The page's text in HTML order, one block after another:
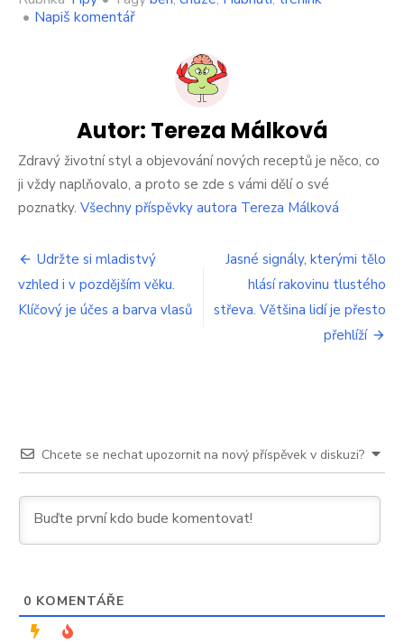
• Napiš komentářon
Jednoduše
pomocí
třítýdenního
plánu
chůze
Autor: Tereza Málková
Zdravý životní styl a objevování nových receptů je něco, co
ji vždy naplňovalo, a proto se zde s vámi dělí o své
poznatky. Všechny příspěvky autora Tereza Málková
Navigace
pro
příspěvek
Udržte si mladistvý
vzhled i v pozdějším věku.
Klíčový je účes a barva vlasů
Jasné signály, kterými tělo
hlásí rakovinu tlustého
střeva. Většina lidí je přesto
přehlíží
Chcete se nechat upozornit na nový příspěvek v diskuzi?
0 KOMENTÁŘE